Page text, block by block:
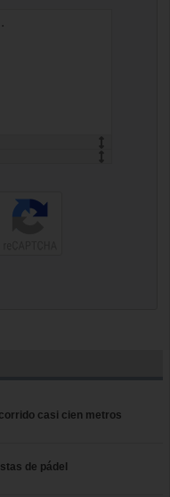
casi cien metros
de pádel